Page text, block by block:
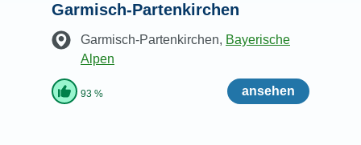
Garmisch-Partenkirchen
Garmisch-Partenkirchen, Bayerische
Alpen
93 % ansehen